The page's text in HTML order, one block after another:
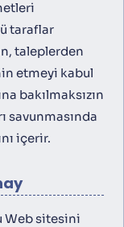
taraflar
taleplerden
etmeyi kabul
bakılmaksızın
savunmasında
içerir.
Web sitesini